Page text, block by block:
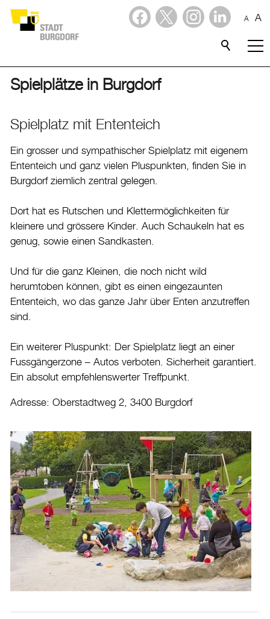
A A
Stadtporträt
Lebensqualität
Freizeit
Freizeitangebote
Grünräume
Spielplätze
Spraywände
Freibad
Hallenbad
Vereinsverzeichnis
Kultur
Tourismus
Energie & Klima
Mobilität
Verwaltung & Politik
Wirtschaft
Aktuelles
Burgdorf baut
Home
Spielplätze in Burgdorf
Spielplatz mit Ententeich
Ein grosser und sympathischer Spielplatz mit eigenem
Ententeich und ganz vielen Pluspunkten, finden Sie in
Burgdorf ziemlich zentral gelegen.
Dort hat es Rutschen und Klettermöglichkeiten für
kleinere und grössere Kinder. Auch Schaukeln hat es
genug, sowie einen Sandkasten.
Und für die ganz Kleinen, die noch nicht wild
herumtoben können, gibt es einen eingezaunten
Ententeich, wo das ganze Jahr über Enten anzutreffen
sind.
Ein weiterer Pluspunkt: Der Spielplatz liegt an einer
Fussgängerzone – Autos verboten. Sicherheit garantiert.
Ein absolut empfehlenswerter Treffpunkt.
Adresse: Oberstadtweg 2, 3400 Burgdorf